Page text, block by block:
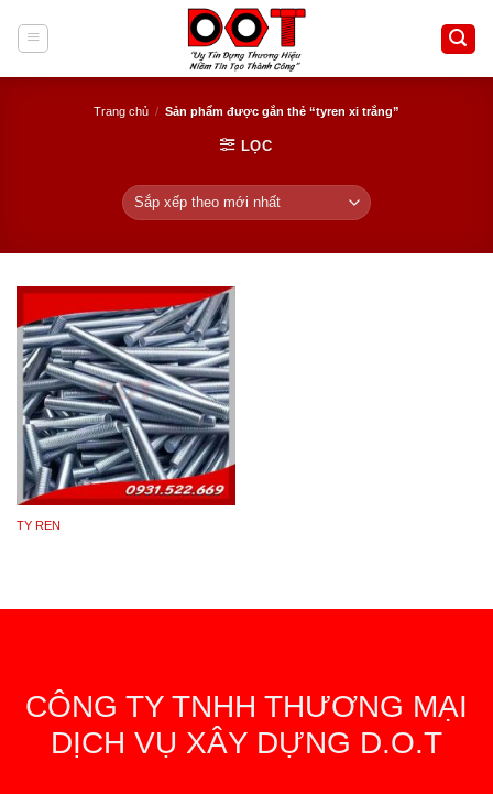
content
Trang chủ / Sản phẩm được gắn thẻ “tyren xi trắng”
LỌC
TY REN
CÔNG TY TNHH THƯƠNG MẠI
DỊCH VỤ XÂY DỰNG D.O.T